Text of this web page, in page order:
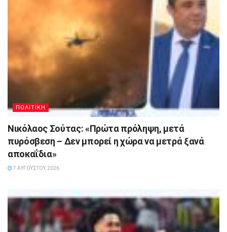
ΠΟΛΙΤΙΚΗ
Νικόλαος Σούτας: «Πρώτα πρόληψη, μετά
πυρόσβεση – Δεν μπορεί η χώρα να μετρά ξανά
αποκαΐδια»
7 ΑΥΓΟΎΣΤΟΥ, 2026